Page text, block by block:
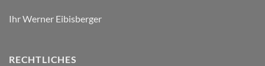
Ihr Werner Eibisberger
RECHTLICHES